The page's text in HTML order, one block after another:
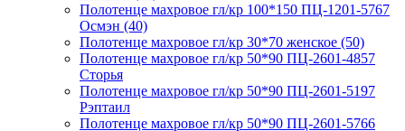
Полотенце махровое гл/кр 100*150 ПЦ-1201-5767
Осмэн (40)
Полотенце махровое гл/кр 30*70 женское (50)
Полотенце махровое гл/кр 50*90 ПЦ-2601-4857
Сторья
Полотенце махровое гл/кр 50*90 ПЦ-2601-5197
Рэптаил
Полотенце махровое гл/кр 50*90 ПЦ-2601-5766